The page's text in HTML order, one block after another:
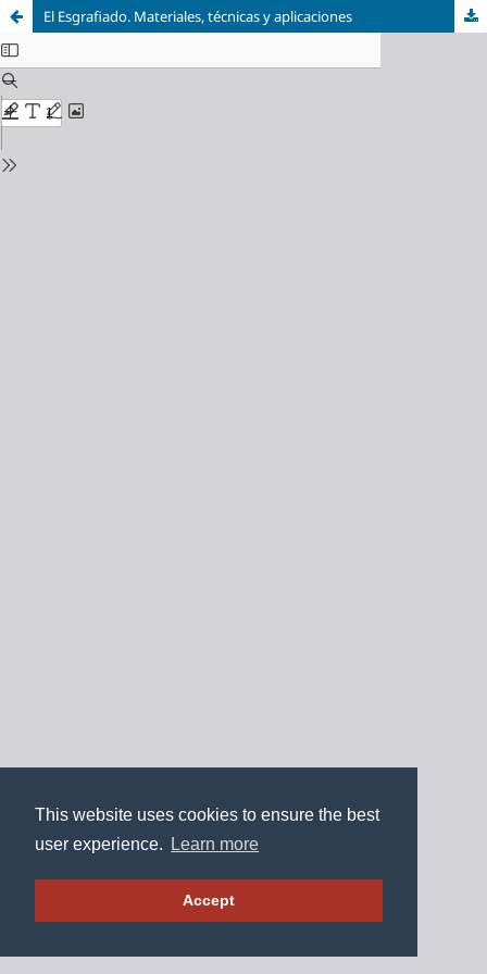
This website uses cookies to ensure the best
user experience.
Learn more
Accept
El Esgrafiado. Materiales, técnicas y aplicaciones